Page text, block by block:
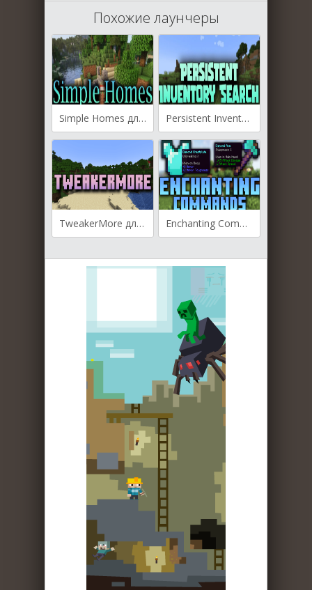
Похожие лаунчеры
Simple Homes для Майнкрафт [1.21.4, 1.19.4, 1.19.3] Persistent Inventory Search для Майнкрафт [1.21.4, 1.21.3, 1.21.1]
TweakerMore для Майнкрафт [1.20.1, 1.20, 1.19.4] Enchanting Commands для Майнкрафт [1.19.4, 1.19.3, 1.19.2]